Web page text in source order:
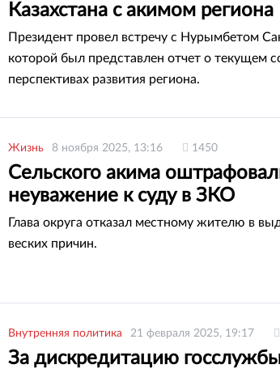
Казахстана с акимом региона
Президент провел встречу с Нурымбетом
которой был представлен отчет о текущем
перспективах развития региона.
Жизнь 8 ноября 2025, 13:16 1450
Сельского акима
неуважение к суду в ЗКО
Глава округа отказал местному жителю в
веских причин.
Внутренняя политика 21 февраля 2025, 19:17
За дискредитацию